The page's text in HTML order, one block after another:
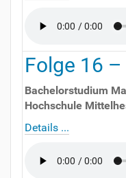
Folge 16 –
Bachelorstudium
Hochschule
Details ...